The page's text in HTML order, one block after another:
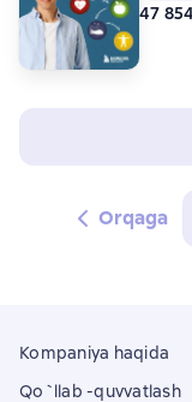
47
Orqaga
Kompaniya haqida
Qo`llab -quvvatlash